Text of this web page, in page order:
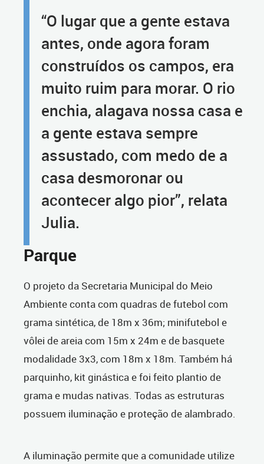
“O lugar que a gente estava
antes, onde agora foram
construídos os campos, era
muito ruim para morar. O rio
enchia, alagava nossa casa e
a gente estava sempre
assustado, com medo de a
casa desmoronar ou
acontecer algo pior”, relata
Julia.
Parque
O projeto da Secretaria Municipal do Meio
Ambiente conta com quadras de futebol com
grama sintética, de 18m x 36m; minifutebol e
vôlei de areia com 15m x 24m e de basquete
modalidade 3x3, com 18m x 18m. Também há
parquinho, kit ginástica e foi feito plantio de
grama e mudas nativas. Todas as estruturas
possuem iluminação e proteção de alambrado.
A iluminação permite que a comunidade utilize